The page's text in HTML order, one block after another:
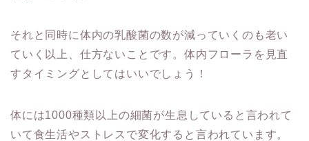
それと同時に体内の乳酸菌の数が減っていくのも老い
ていく以上、仕方ないことです。体内フローラを見直
すタイミングとしてはいいでしょう！
体には1000種類以上の細菌が生息していると言われて
いて食生活やストレスで変化すると言われています。